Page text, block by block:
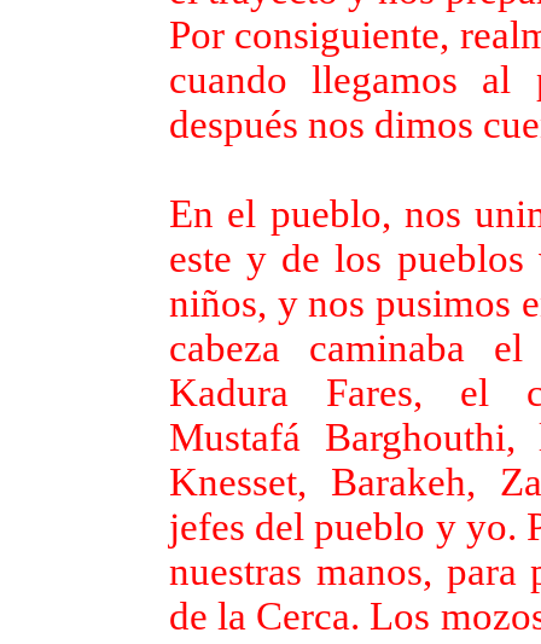
Por consiguiente,
cuando llegamos al
después nos dimos
En el pueblo, nos
este y de los pueblos
niños, y nos pusimos
cabeza caminaba
Kadura Fares, el
Mustafá
Knesset, Barakeh,
jefes del pueblo y yo.
nuestras manos,
de la Cerca. Los